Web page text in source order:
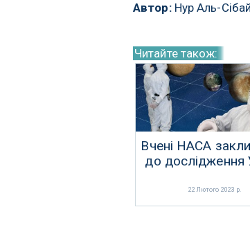
Автор:Нур Аль-Сібай
Читайте також:
Вчені НАСА
до дослідження
22 Лютого 2023 р.